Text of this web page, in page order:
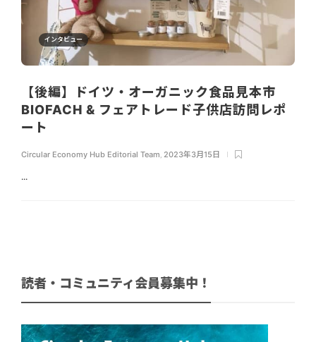
インタビュー
【後編】ドイツ・オーガニック食品見本市
BIOFACH & フェアトレード子供店訪問レポ
ート
Circular Economy Hub Editorial Team, 2023年3月15日
...
読者・コミュニティ会員募集中！